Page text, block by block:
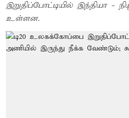
இறுதிப்போட்டியில் இந்தியா -
உள்ளன.